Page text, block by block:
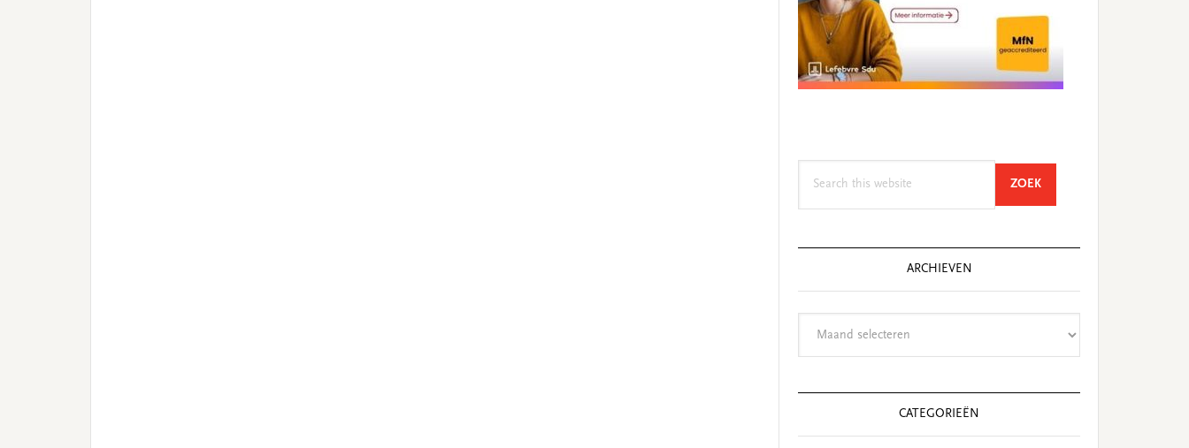
ZOEKSEARCH
ARCHIEVEN
CATEGORIEËN